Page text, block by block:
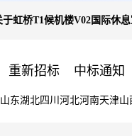
于虹桥T1候机楼V02国际休
重新招标 中标通知
山东湖北四川 河北河南天津山